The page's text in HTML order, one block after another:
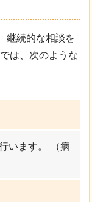
継続的な相談を
は、次のような
います。 （病